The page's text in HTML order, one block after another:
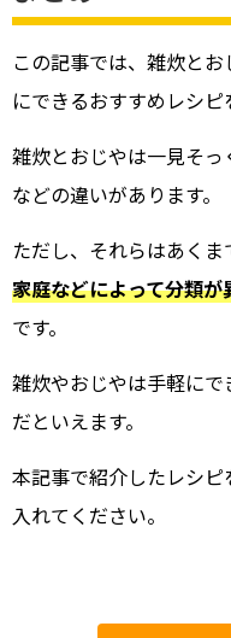
この記事では、雑炊と
にできるおすすめレシピ
雑炊とおじやは一見そっ
などの違いがあります。
ただし、それらはあくま
家庭などによって分類
です。
雑炊やおじやは手軽に
だといえます。
本記事で紹介したレシ
入れてください。